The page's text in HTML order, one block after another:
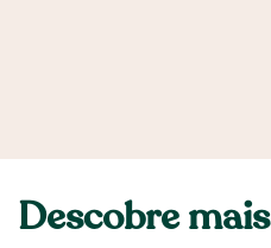
Descobre mais